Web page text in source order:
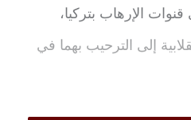
الإرهاب بتركيا،
إلى الترحيب بهما في